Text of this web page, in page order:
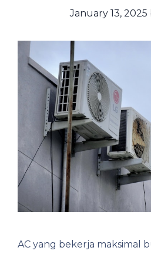
January 13, 2025
AC yang bekerja maksimal